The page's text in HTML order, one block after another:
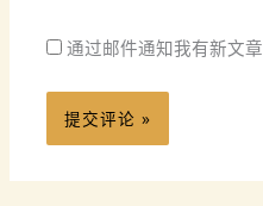
通过邮件通知我有新文章